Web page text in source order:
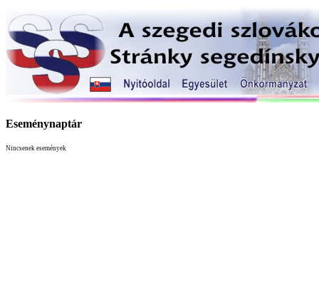
Eseménynaptár
Nincsenek események